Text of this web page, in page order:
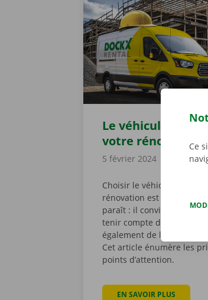
Le véhicule idéal
votre rénovation
5 février 2024
Choisir le véhicule
rénovation est moins
paraît : il convient non
tenir compte du volume,
également de la capacité
Cet article énumère les
points d’attention.
EN SAVOIR PLUS À
Ce